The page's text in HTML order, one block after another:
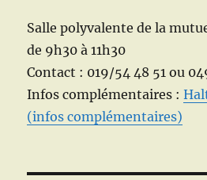
Salle polyvalente de la
de 9h30 à 11h30
Contact : 019/54 48 51 ou
Infos complémentaires :
(infos complémentaires)